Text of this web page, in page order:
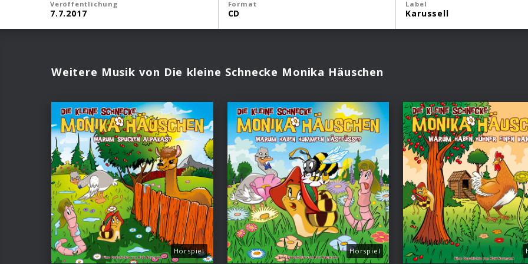
Veröffentlichung
7.7.2017
Format
CD
Label
Karussell
Weitere Musik von Die kleine Schnecke Monika Häuschen
Hörspiel Hörspiel